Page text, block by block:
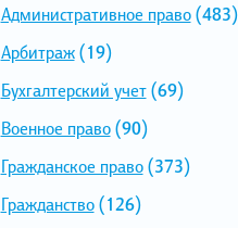
Административное право(483)
Арбитраж(19)
Бухгалтерский учет(69)
Военное право(90)
Гражданское право(373)
Гражданство(126)